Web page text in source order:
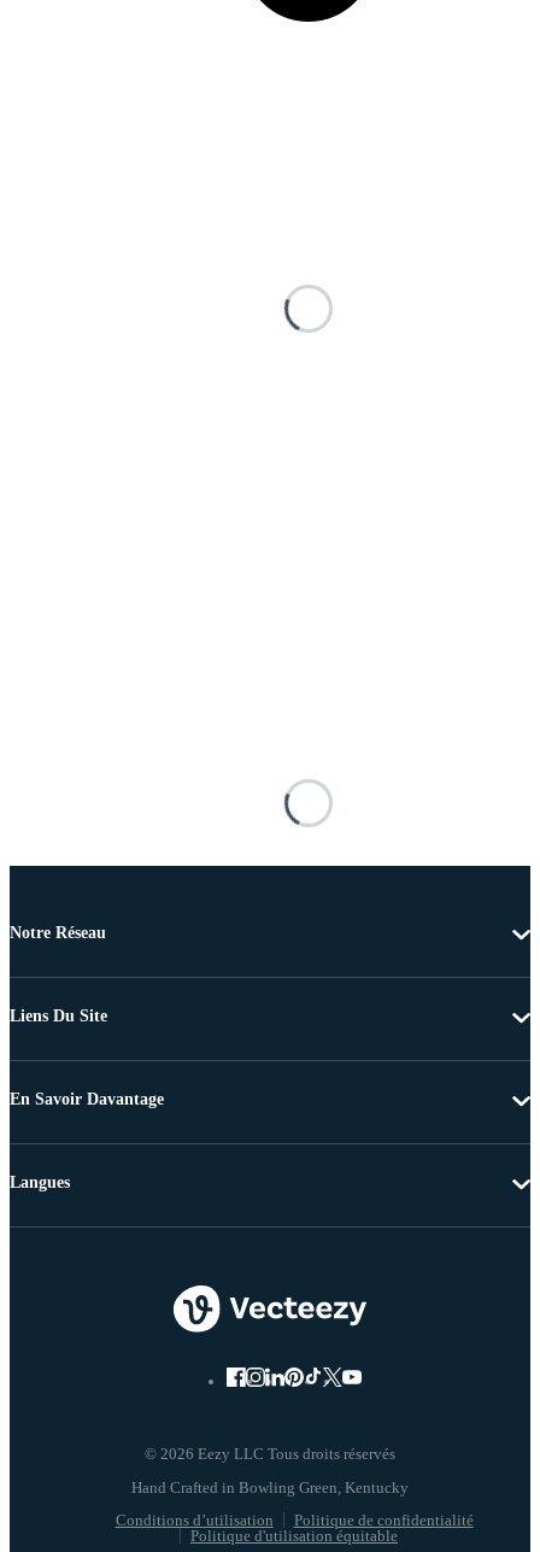
Notre Réseau
Liens Du Site
En Savoir Davantage
© 2026 Eezy LLC Tous droits réservés
Conditions d’utilisation
Politique de confidentialité
Politique d'utilisation équitable
Langues